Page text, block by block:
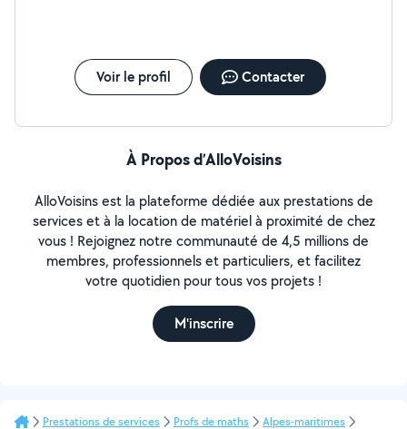
Voir le profil Contacter
À Propos d’AlloVoisins
AlloVoisins est la plateforme dédiée aux prestations de
services et à la location de matériel à proximité de chez
vous ! Rejoignez notre communauté de 4,5 millions de
membres, professionnels et particuliers, et facilitez
votre quotidien pour tous vos projets !
M'inscrire
Prestations de services Profs de maths
Alpes-maritimes